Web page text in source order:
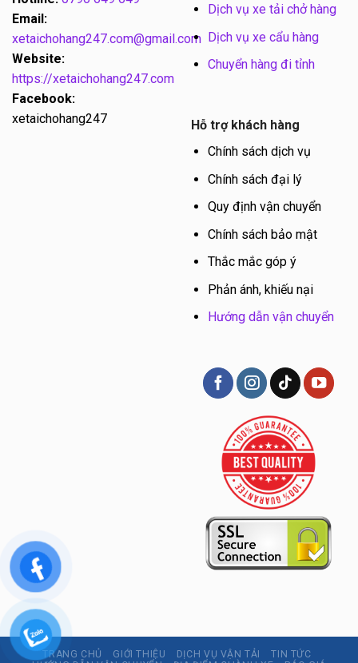
Email:
xetaichohang247.com@gmail.com
Website:
https://xetaichohang247.com
Facebook:
xetaichohang247
Dịch vụ xe tải chở hàng
Dịch vụ xe cẩu hàng
Chuyển hàng đi tỉnh
Hỗ trợ khách hàng
Chính sách dịch vụ
Chính sách đại lý
Quy định vận chuyển
Chính sách bảo mật
Thắc mắc góp ý
Phản ánh, khiếu nại
Hướng dẫn vận chuyển
TRANG CHỦ GIỚI THIỆU DỊCH VỤ VẬN TẢI
TIN TỨC